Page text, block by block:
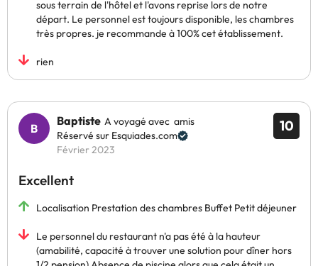
sous terrain de l'hôtel et l'avons reprise lors de notre
départ. Le personnel est toujours disponible, les chambres
très propres. je recommande à 100% cet établissement.
rien
10
Baptiste A voyagé avec amis
Réservé sur Esquiades.com
Février 2023
Excellent
Localisation Prestation des chambres Buffet Petit déjeuner
Le personnel du restaurant n'a pas été à la hauteur
(amabilité, capacité à trouver une solution pour dîner hors